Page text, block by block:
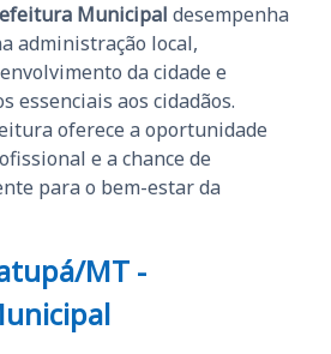
Municipal desempenha
administração local,
da cidade e
essenciais aos cidadãos.
oferece a oportunidade
e a chance de
para o bem-estar da
MT -